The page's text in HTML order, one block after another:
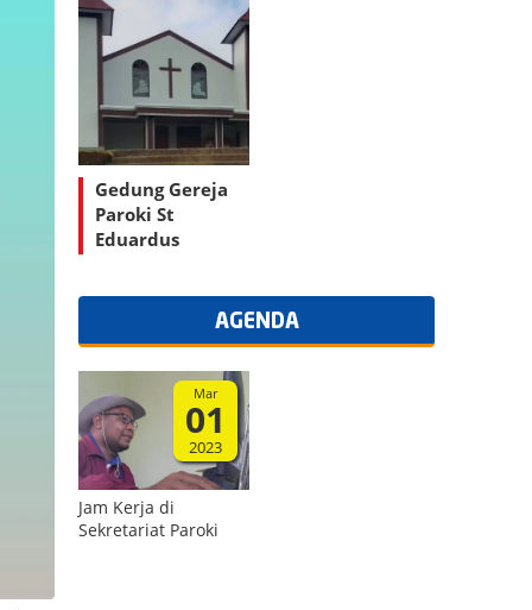
Gedung Gereja
Paroki St
Eduardus
AGENDA
Mar
01
2023
Jam Kerja di
Sekretariat Paroki